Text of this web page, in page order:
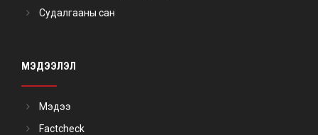
Судалгааны сан
МЭДЭЭЛЭЛ
Мэдээ
Factcheck